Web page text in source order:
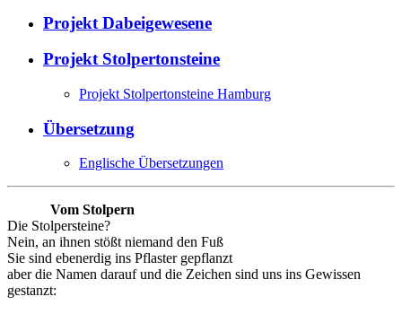
Projekt Dabeigewesene
Projekt Stolpertonsteine
Projekt Stolpertonsteine Hamburg
Übersetzung
Englische Übersetzungen
Vom Stolpern
Die Stolpersteine?
Nein, an ihnen stößt niemand den Fuß
Sie sind ebenerdig ins Pflaster gepflanzt
aber die Namen darauf und die Zeichen sind uns ins Gewissen
gestanzt: